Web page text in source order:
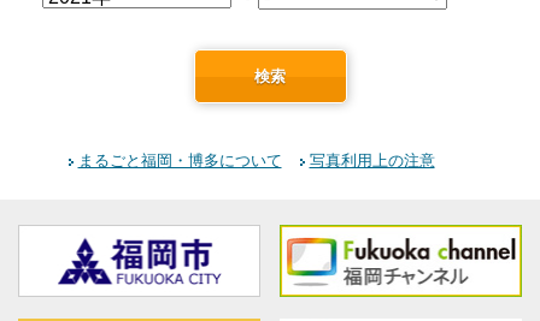
検索
まるごと福岡・博多について 写真利用上の注意